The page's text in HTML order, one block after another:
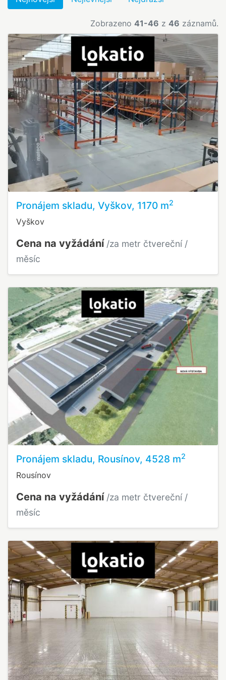
Zobrazeno 41-46 z 46 záznamů.
Pronájem skladu, Vyškov, 1170 m2
Vyškov
Cena na vyžádání /za metr čtvereční /
měsíc
Pronájem skladu, Rousínov, 4528 m2
Rousínov
Cena na vyžádání /za metr čtvereční /
měsíc